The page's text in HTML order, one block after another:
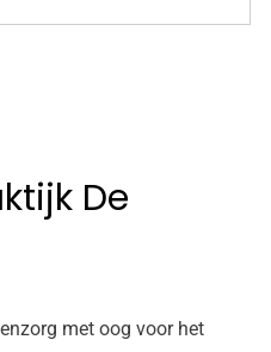
De
met oog voor het